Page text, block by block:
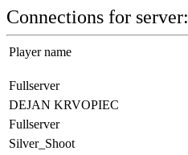
Connections for server:
Player name
Fullserver
DEJAN KRVOPIEC
Fullserver
Silver_Shoot